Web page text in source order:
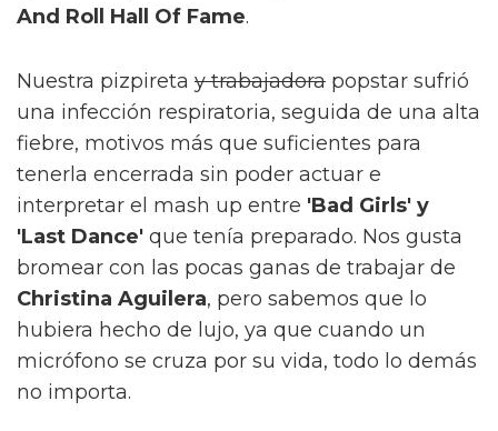
And Roll Hall Of Fame.
Nuestra pizpireta y trabajadora popstar sufrió
una infección respiratoria, seguida de una alta
fiebre, motivos más que suficientes para
tenerla encerrada sin poder actuar e
interpretar el mash up entre 'Bad Girls' y
'Last Dance' que tenía preparado. Nos gusta
bromear con las pocas ganas de trabajar de
Christina Aguilera, pero sabemos que lo
hubiera hecho de lujo, ya que cuando un
micrófono se cruza por su vida, todo lo demás
no importa.